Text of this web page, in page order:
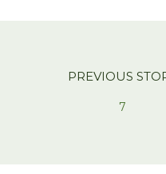
PREVIOUS
7